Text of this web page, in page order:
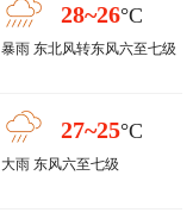
28~26°C
暴雨 东北风转东风六至七级
27~25°C
大雨 东风六至七级